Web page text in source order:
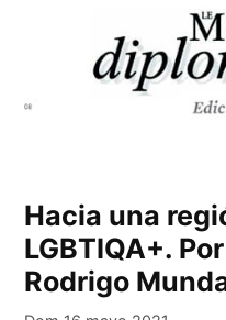
Hacia una
LGBTIQA+.
Rodrigo